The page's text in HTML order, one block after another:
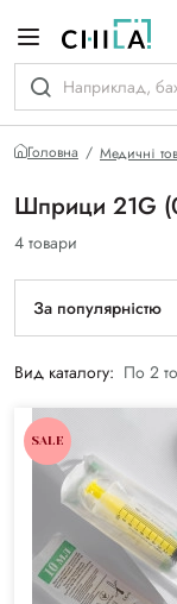
Головна Медичні
Шприци 21G
4 товари
За популярністю
Вид каталогу: По 2
SALE
гамі